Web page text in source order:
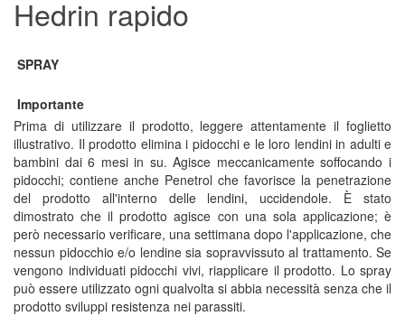
Hedrin rapido
SPRAY
Importante
Prima di utilizzare il prodotto, leggere attentamente il foglietto
illustrativo. Il prodotto elimina i pidocchi e le loro lendini in adulti e
bambini dai 6 mesi in su. Agisce meccanicamente soffocando i
pidocchi; contiene anche Penetrol che favorisce la penetrazione
del prodotto all'interno delle lendini, uccidendole. È stato
dimostrato che il prodotto agisce con una sola applicazione; è
però necessario verificare, una settimana dopo l'applicazione, che
nessun pidocchio e/o lendine sia sopravvissuto al trattamento. Se
vengono individuati pidocchi vivi, riapplicare il prodotto. Lo spray
può essere utilizzato ogni qualvolta si abbia necessità senza che il
prodotto sviluppi resistenza nei parassiti.